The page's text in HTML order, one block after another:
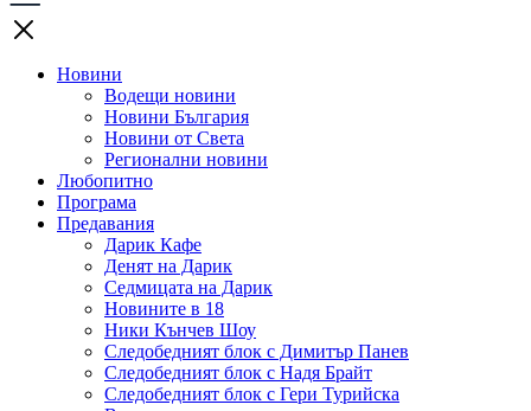
Новини
Водещи новини
Новини България
Новини от Света
Регионални новини
Любопитно
Програма
Предавания
Дарик Кафе
Денят на Дарик
Седмицата на Дарик
Новините в 18
Ники Кънчев Шоу
Следобедният блок с Димитър Панев
Следобедният блок с Надя Брайт
Следобедният блок с Гери Турийска